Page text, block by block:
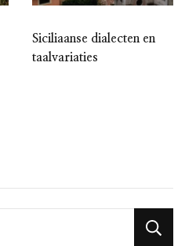
Siciliaanse dialecten en
taalvariaties